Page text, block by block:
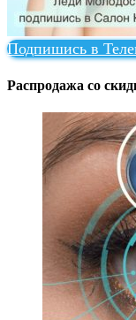
Подпишись в
Распродажа со